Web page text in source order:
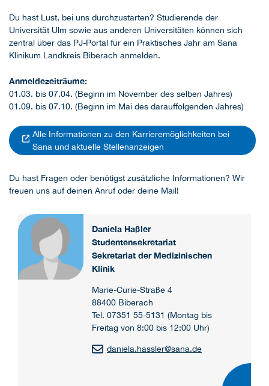
Du hast Lust, bei uns durchzustarten? Studierende der
Universität Ulm sowie aus anderen Universitäten können sich
zentral über das PJ-Portal für ein Praktisches Jahr am Sana
Klinikum Landkreis Biberach anmelden.
Anmeldezeiträume:
01.03. bis 07.04. (Beginn im November des selben Jahres)
01.09. bis 07.10. (Beginn im Mai des darauffolgenden Jahres)
Alle Informationen zu den Karrieremöglichkeiten bei
Sana und aktuelle Stellenanzeigen
Du hast Fragen oder benötigst zusätzliche Informationen? Wir
freuen uns auf deinen Anruf oder deine Mail!
Daniela Haßler
Studentensekretariat
Sekretariat der Medizinischen
Klinik
Marie-Curie-Straße 4
88400 Biberach
Tel. 07351 55-5131 (Montag bis
Freitag von 8:00 bis 12:00 Uhr)
daniela.hassler@sana.de